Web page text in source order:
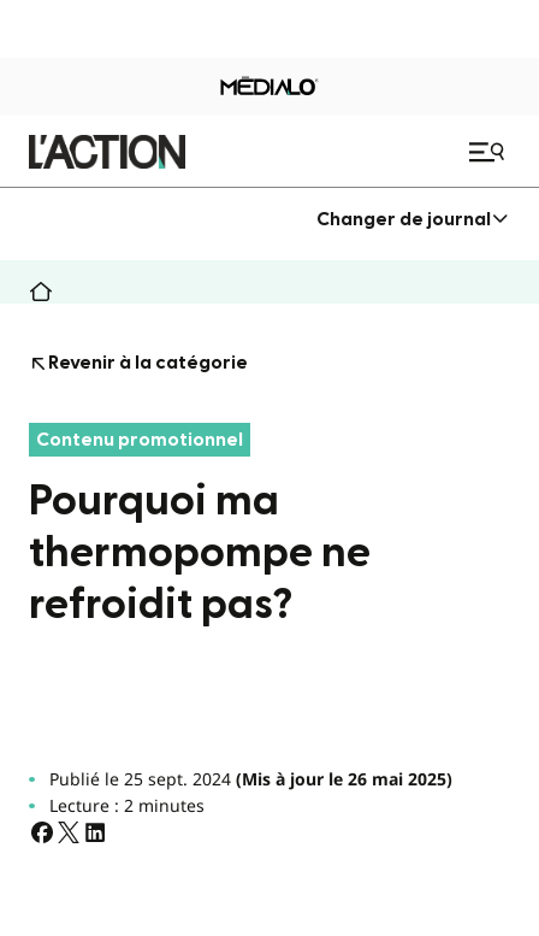
Changer de journal
Revenir à la catégorie
Contenu promotionnel
Pourquoi ma
thermopompe ne
refroidit pas?
Publié le 25 sept. 2024(Mis à jour le 26 mai 2025)
Lecture : 2 minutes